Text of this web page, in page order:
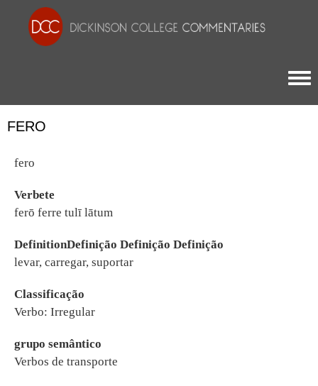
FERO
fero
Verbete
ferō ferre tulī lātum
DefinitionDefinição Definição Definição
levar, carregar, suportar
Classificação
Verbo: Irregular
grupo semântico
Verbos de transporte